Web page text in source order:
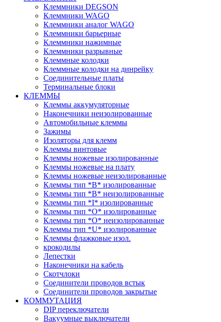
Клеммники DEGSON
Клеммники WAGO
Клеммники аналог WAGO
Клеммники барьерные
Клеммники нажимные
Клеммники разрывные
Клеммные колодки
Клеммные колодки на динрейку
Соединительные платы
Терминальные блоки
КЛЕММЫ
Клеммы аккумуляторные
Наконечники неизолированные
Автомобильные клеммы
Зажимы
Изоляторы для клемм
Клеммы винтовые
Клеммы ножевые изолированные
Клеммы ножевые на плату
Клеммы ножевые неизолированные
Клеммы тип *B* изолированные
Клеммы тип *B* неизолированные
Клеммы тип *I* изолированные
Клеммы тип *O* изолированные
Клеммы тип *O* неизолированные
Клеммы тип *U* изолированные
Клеммы флажковые изол.
крокодилы
Лепестки
Наконечники на кабель
Скотчлоки
Соединители проводов встык
Соединители проводов закрытые
КОММУТАЦИЯ
DIP переключатели
Вакуумные выключатели